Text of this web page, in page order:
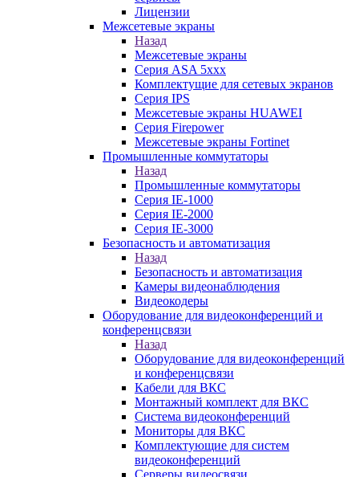
Лицензии
Межсетевые экраны
Назад
Межсетевые экраны
Серия ASA 5xxx
Комплектущие для сетевых экранов
Серия IPS
Межсетевые экраны HUAWEI
Серия Firepower
Межсетевые экраны Fortinet
Промышленные коммутаторы
Назад
Промышленные коммутаторы
Серия IE-1000
Серия IE-2000
Серия IE-3000
Безопасность и автоматизация
Назад
Безопасность и автоматизация
Камеры видеонаблюдения
Видеокодеры
Оборудование для видеоконференций и
конференцсвязи
Назад
Оборудование для видеоконференций
и конференцсвязи
Кабели для ВКС
Монтажный комплект для ВКС
Система видеоконференций
Мониторы для ВКС
Комплектующие для систем
видеоконференций
Серверы видеосвязи